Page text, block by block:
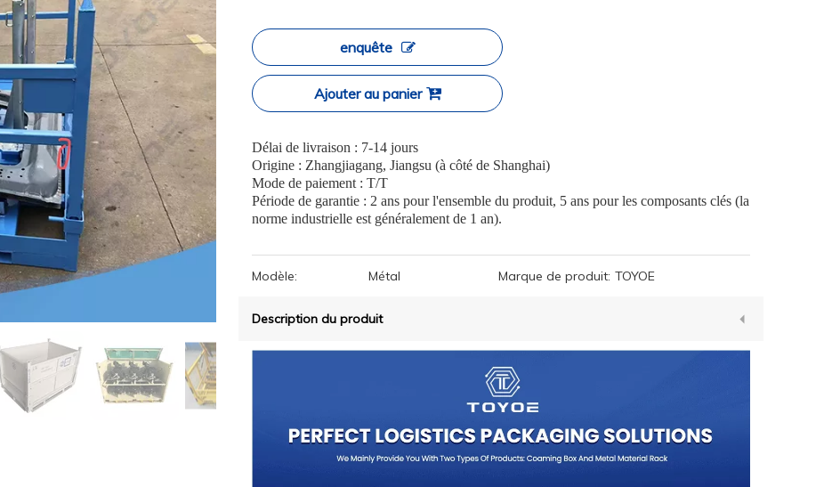
enquête
Ajouter au panier
Délai de livraison : 7-14 jours
Origine : Zhangjiagang, Jiangsu (à côté de Shanghai)
Mode de paiement : T/T
Période de garantie : 2 ans pour l'ensemble du produit, 5 ans pour les composants clés (la
norme industrielle est généralement de 1 an).
Modèle: Métal Marque de produit: TOYOE
Description du produit